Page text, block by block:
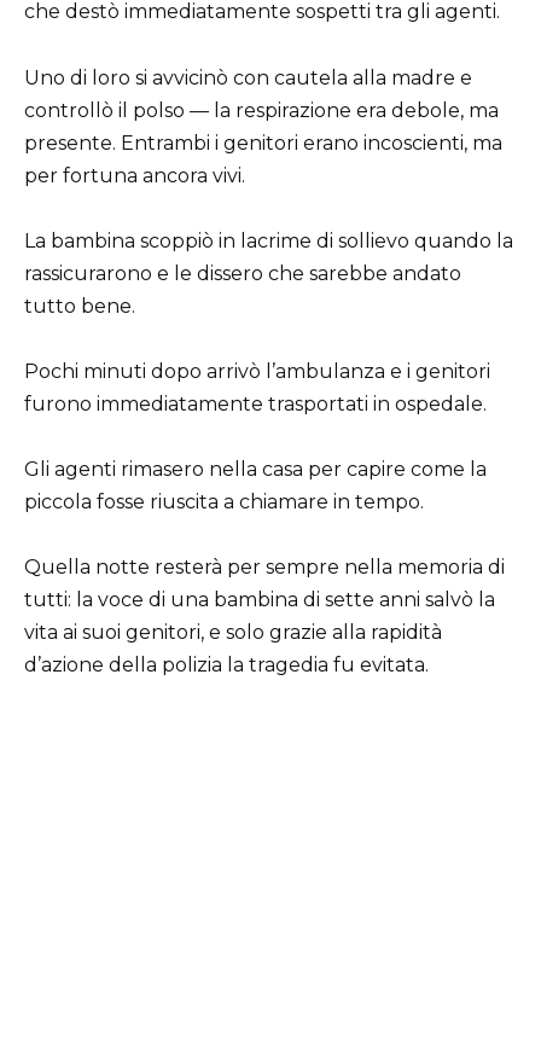
che destò immediatamente sospetti tra gli agenti.
Uno di loro si avvicinò con cautela alla madre e
controllò il polso — la respirazione era debole, ma
presente. Entrambi i genitori erano incoscienti, ma
per fortuna ancora vivi.
La bambina scoppiò in lacrime di sollievo quando la
rassicurarono e le dissero che sarebbe andato
tutto bene.
Pochi minuti dopo arrivò l’ambulanza e i genitori
furono immediatamente trasportati in ospedale.
Gli agenti rimasero nella casa per capire come la
piccola fosse riuscita a chiamare in tempo.
Quella notte resterà per sempre nella memoria di
tutti: la voce di una bambina di sette anni salvò la
vita ai suoi genitori, e solo grazie alla rapidità
d’azione della polizia la tragedia fu evitata.